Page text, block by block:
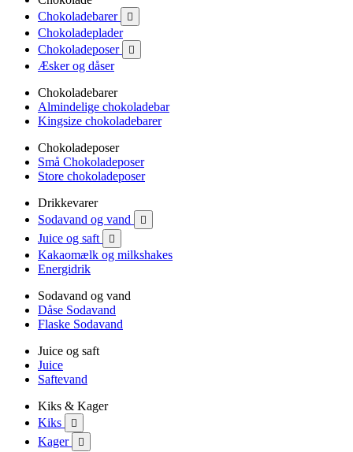
Chokoladebarer

Chokoladeplader
Chokoladeposer

Æsker og dåser
Chokoladebarer
Almindelige chokoladebar
Kingsize chokoladebarer
Chokoladeposer
Små Chokoladeposer
Store chokoladeposer
Drikkevarer
Sodavand og vand

Juice og saft 
Kakaomælk og milkshakes
Energidrik
Sodavand og vand
Dåse Sodavand
Flaske Sodavand
Juice og saft
Juice
Saftevand
Kiks & Kager
Kiks

Kager 